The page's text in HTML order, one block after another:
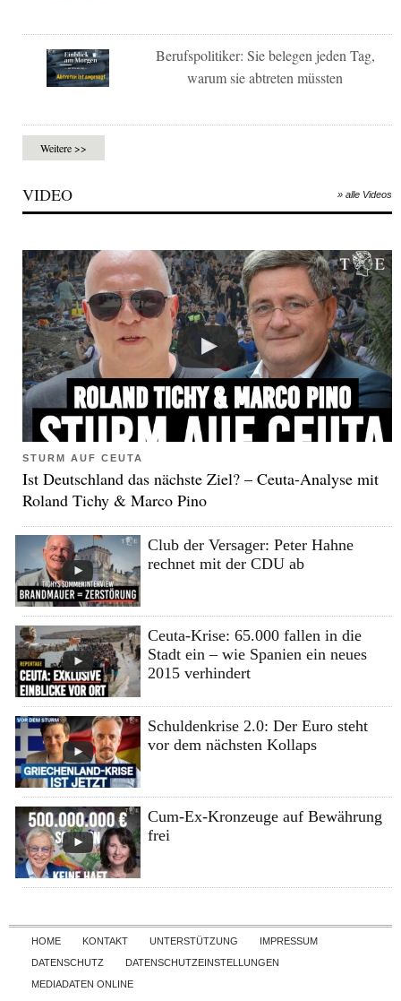
Berufspolitiker: Sie belegen jeden Tag,
warum sie abtreten müssten
Weitere >>
VIDEO » alle Videos
STURM AUF CEUTA
Ist Deutschland das nächste Ziel? – Ceuta-Analyse mit
Roland Tichy & Marco Pino
Club der Versager: Peter Hahne
rechnet mit der CDU ab
Ceuta-Krise: 65.000 fallen in die
Stadt ein – wie Spanien ein neues
2015 verhindert
Schuldenkrise 2.0: Der Euro steht
vor dem nächsten Kollaps
Cum-Ex-Kronzeuge auf Bewährung
frei
Skip to content
HOME KONTAKT UNTERSTÜTZUNG
IMPRESSUM
DATENSCHUTZ
DATENSCHUTZEINSTELLUNGEN
MEDIADATEN ONLINE